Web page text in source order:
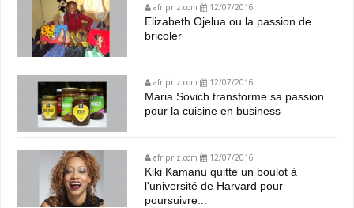
afripriz.com 12/07/2016
Elizabeth Ojelua ou la passion de
bricoler
afripriz.com 12/07/2016
Maria Sovich transforme sa passion
pour la cuisine en business
afripriz.com 12/07/2016
Kiki Kamanu quitte un boulot à
l'université de Harvard pour
poursuivre...